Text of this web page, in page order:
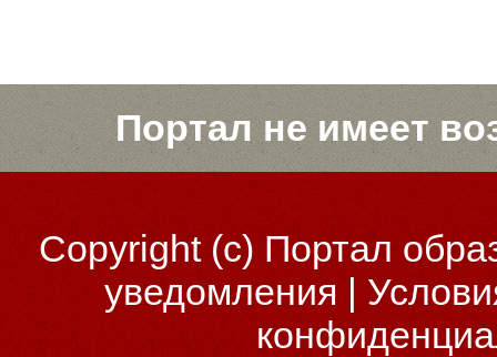
Портал не имеет
Copyright (c)Портал
уведомления |